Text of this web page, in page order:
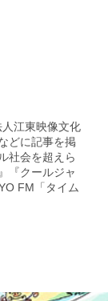
江東映像文化
どに記事を掲
社会を超えら
『クールジャ
FM「タイム